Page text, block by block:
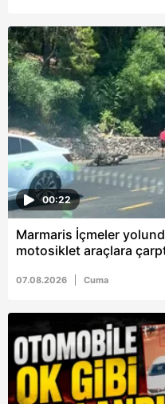
00:22
Marmaris İçmeler
motosiklet araçlara
07.08.2026 Cuma